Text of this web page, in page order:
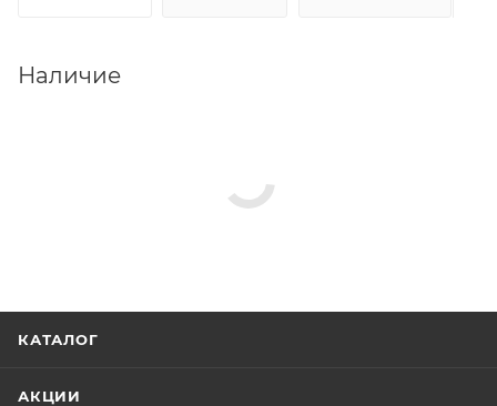
Наличие
КАТАЛОГ
АКЦИИ